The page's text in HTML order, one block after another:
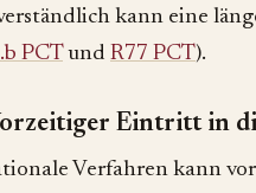
kann eine
PCTund R77 PCT).
Eintritt in
Verfahren kann